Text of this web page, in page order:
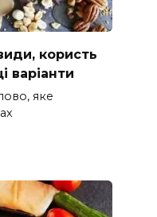
користь
варіанти
яке